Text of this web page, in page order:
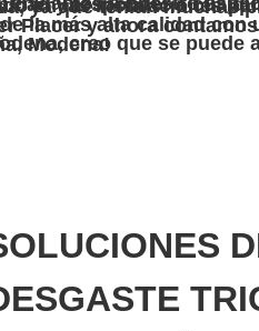
su funcionamiento y mantenimiento rutinario. Contar con un operador experimentado en las instalaciones
su flota. ¡A darle caña, Modena!